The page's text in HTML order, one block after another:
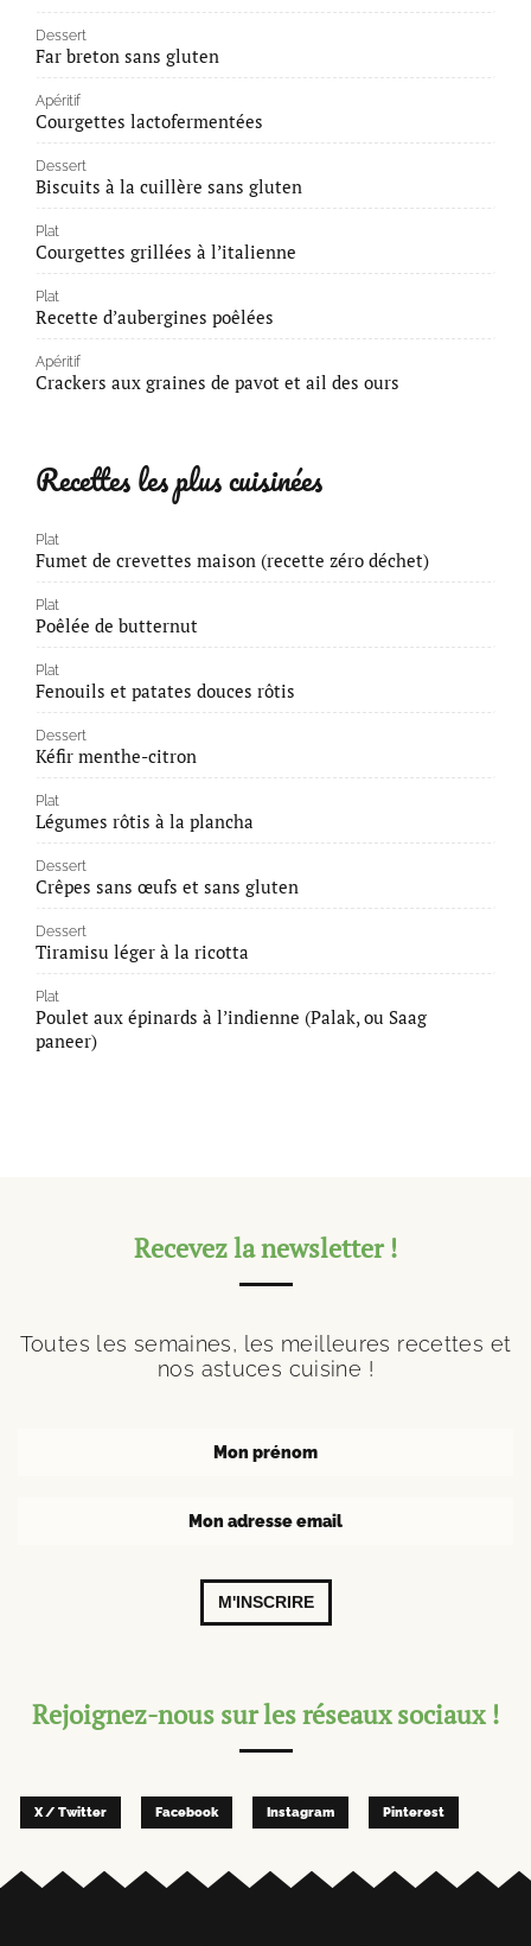
Dessert
Far breton sans gluten
Apéritif
Courgettes lactofermentées
Dessert
Biscuits à la cuillère sans gluten
Plat
Courgettes grillées à l’italienne
Plat
Recette d’aubergines poêlées
Apéritif
Crackers aux graines de pavot et ail des ours
Recettes les plus cuisinées
Plat
Fumet de crevettes maison (recette zéro déchet)
Plat
Poêlée de butternut
Plat
Fenouils et patates douces rôtis
Dessert
Kéfir menthe-citron
Plat
Légumes rôtis à la plancha
Dessert
Crêpes sans œufs et sans gluten
Dessert
Tiramisu léger à la ricotta
Plat
Poulet aux épinards à l’indienne (Palak, ou Saag
paneer)
Recevez la newsletter !
Toutes les semaines, les meilleures recettes et
nos astuces cuisine !
M'INSCRIRE
Rejoignez-nous sur les réseaux sociaux !
X / Twitter Facebook Instagram Pinterest